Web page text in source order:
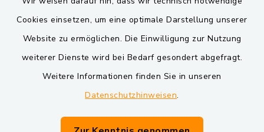
Cookies einsetzen, um eine optimale Darstellung unserer
Website zu ermöglichen. Die Einwilligung zur Nutzung
weiterer Dienste wird bei Bedarf gesondert abgefragt.
Weitere Informationen finden Sie in unseren
Datenschutzhinweisen.
Barrierefreiheit